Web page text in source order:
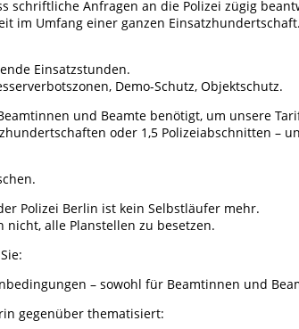
schriftliche Anfragen an die Polizei zügig
im Umfang einer ganzen Einsatzhundertschaft.
Einsatzstunden.
Demo-Schutz, Objektschutz.
und Beamte benötigt, um unsere
oder 1,5 Polizeiabschnitten –
Polizei Berlin ist kein Selbstläufer mehr.
nicht, alle Planstellen zu besetzen.
– sowohl für Beamtinnen und
gegenüber thematisiert: